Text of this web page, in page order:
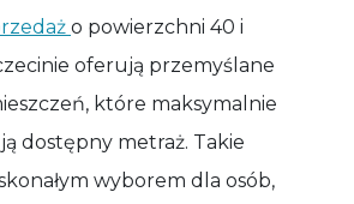
o powierzchni 40 i
oferują przemyślane
które maksymalnie
dostępny metraż. Takie
wyborem dla osób,